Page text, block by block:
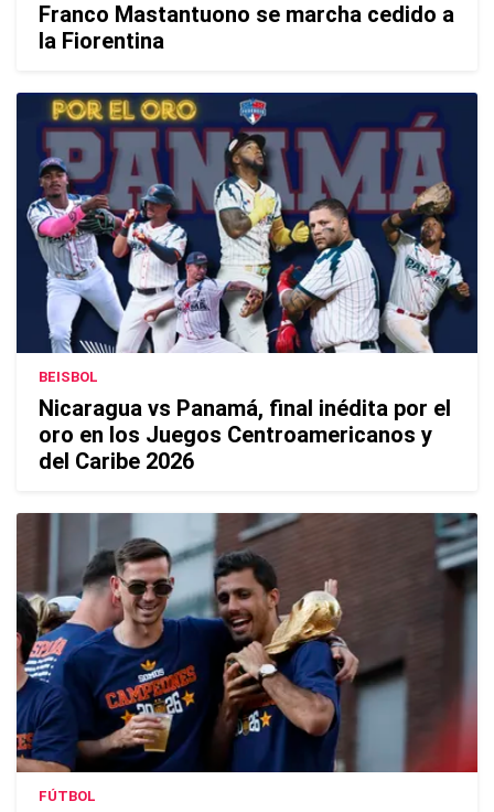
Franco Mastantuono se marcha cedido a
la Fiorentina
BEISBOL
Nicaragua vs Panamá, final inédita por el
oro en los Juegos Centroamericanos y
del Caribe 2026
FÚTBOL